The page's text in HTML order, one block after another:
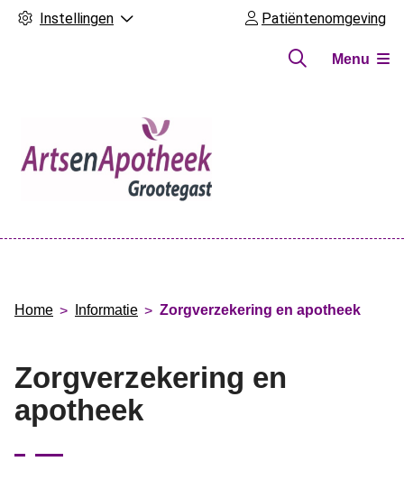
Instellingen Patiëntenomgeving
Menu
Home Informatie Zorgverzekering en apotheek
Zorgverzekering en
apotheek